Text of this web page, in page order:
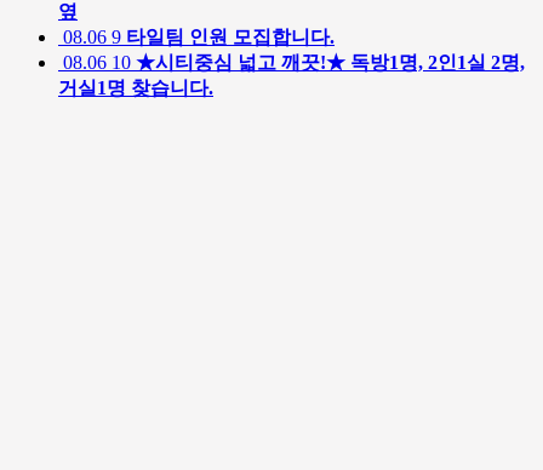
옆
08.06 9 타일팀 인원 모집합니다.
08.06 10 ★시티중심 넓고 깨끗!★ 독방1명, 2인1실 2명,
거실1명 찾습니다.